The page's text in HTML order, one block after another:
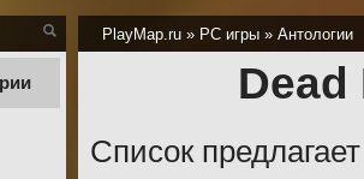
PlayMap.ru » PC игры » Антологии
Dead
Список